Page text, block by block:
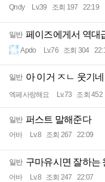
Qndy Lv.39 조회 197 22:19
일반 페이즈에게서 역대
Apdo Lv.76 조회 304
일반 아 이거 ㅈㄴ 웃기
엑페사랑해요 Lv.73 조회 452
일반 퍼스트 말해준다
어바 Lv.8 조회 267 22:09
일반 구마유시면 잘하는
어바 Lv.8 조회 247 22:07